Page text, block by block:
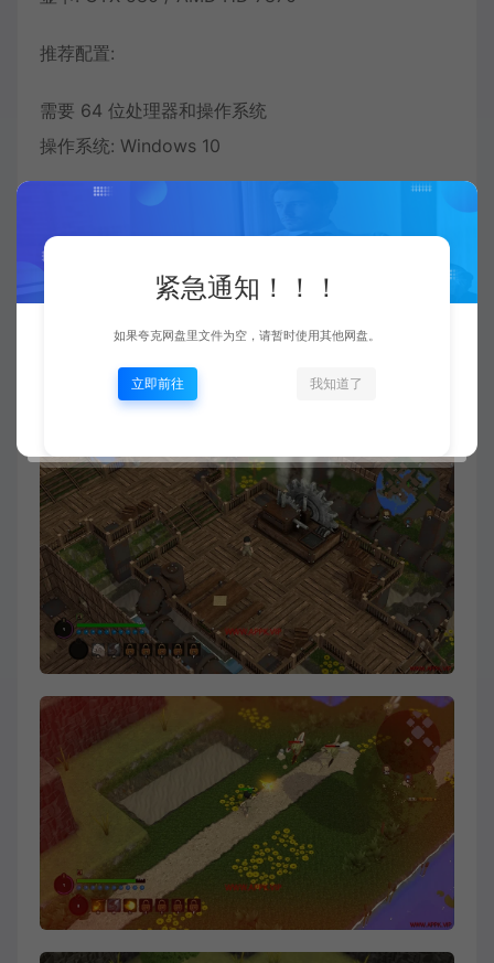
推荐配置:
需要 64 位处理器和操作系统
操作系统: Windows 10
紧急通知！！！
如果夸克网盘里文件为空，请暂时使用其他网盘。
立即前往 我知道了